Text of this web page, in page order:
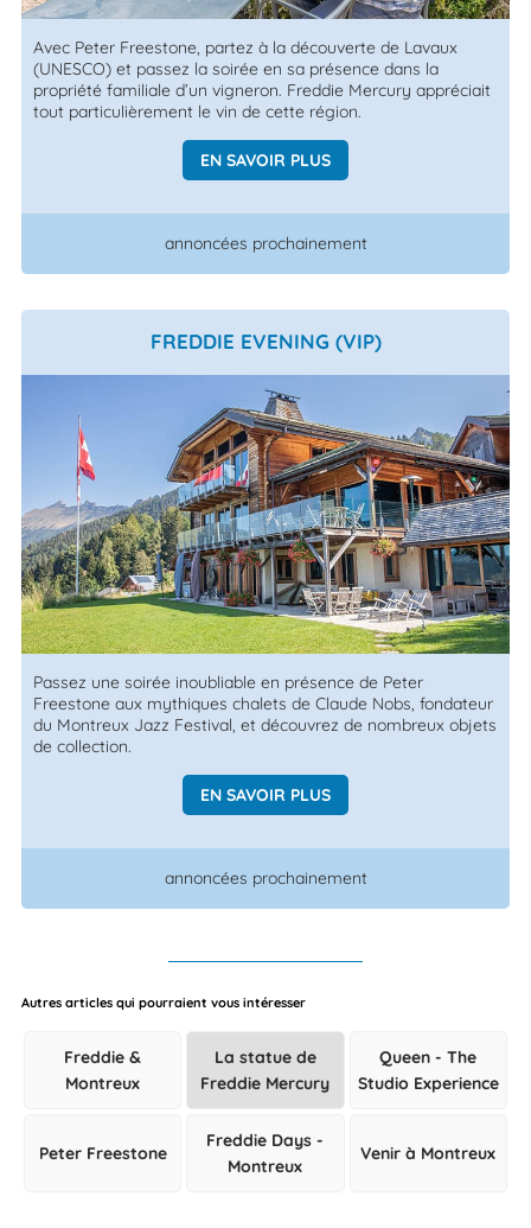
Avec Peter Freestone, partez à la découverte de Lavaux
(UNESCO) et passez la soirée en sa présence dans la
propriété familiale d’un vigneron. Freddie Mercury appréciait
tout particulièrement le vin de cette région.
EN SAVOIR PLUS
annoncées prochainement
FREDDIE EVENING (VIP)
Passez une soirée inoubliable en présence de Peter
Freestone aux mythiques chalets de Claude Nobs, fondateur
du Montreux Jazz Festival, et découvrez de nombreux objets
de collection.
EN SAVOIR PLUS
annoncées prochainement
Autres articles qui pourraient vous intéresser
Freddie &
Montreux
La statue de
Freddie Mercury
Queen - The
Studio Experience
Peter Freestone
Freddie Days -
Montreux
Venir à Montreux